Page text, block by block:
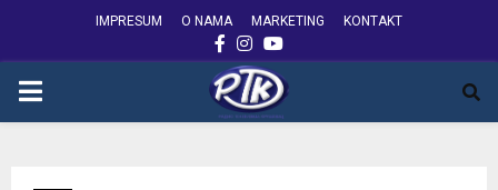
IMPRESUM O NAMA MARKETING KONTAKT
FACEBOOK
INSTAGRAM
YOUTUBE
PRIMARY